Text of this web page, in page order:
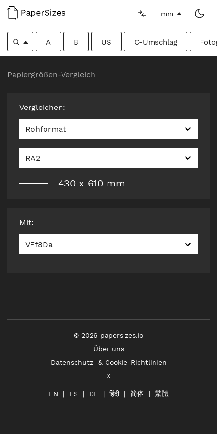
mm
A B US C-Umschlag
Papiergrößen-Vergleich
Vergleichen:
Rohformat
RA2
430 x 610 mm
Mit:
VFf8Da
© 2026 papersizes.io
Über uns
Datenschutz- & Cookie-Richtlinien
X
EN ES DE हिंदी 简体 繁體